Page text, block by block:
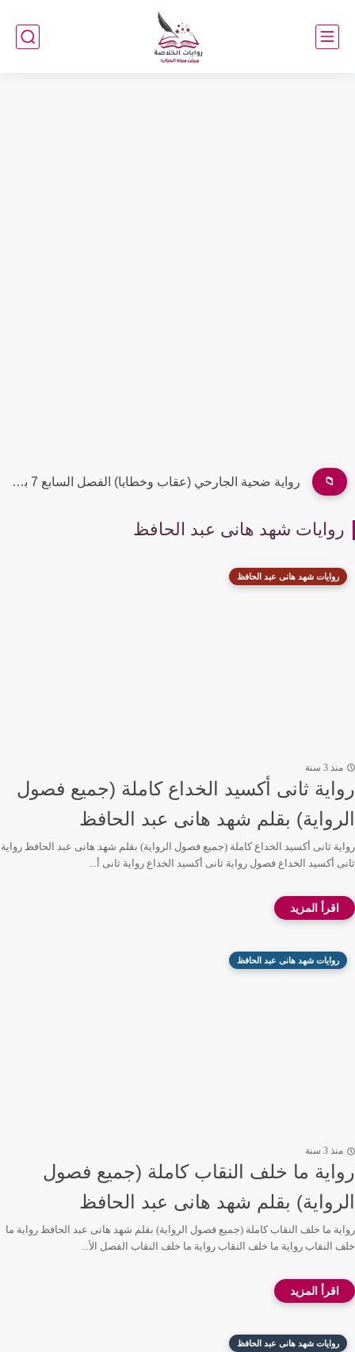
📁 رواية ضحية الجارحي (عقاب وخطايا) الفصل السابع 7 بقلم أسيل...
روايات شهد هانى عبد الحافظ
روايات شهد هانى عبد الحافظ
منذ 3 سنة
رواية ثانى أكسيد الخداع كاملة (جميع فصول
الرواية) بقلم شهد هانى عبد الحافظ
رواية ثانى أكسيد الخداع كاملة (جميع فصول الرواية) بقلم شهد هانى عبد الحافظ رواية
ثانى أكسيد الخداع فصول رواية ثانى أكسيد الخداع رواية ثانى أ...
روايات شهد هانى عبد الحافظ
منذ 3 سنة
رواية ما خلف النقاب كاملة (جميع فصول
الرواية) بقلم شهد هانى عبد الحافظ
رواية ما خلف النقاب كاملة (جميع فصول الرواية) بقلم شهد هانى عبد الحافظ رواية ما
خلف النقاب رواية ما خلف النقاب رواية ما خلف النقاب الفصل الأ...
روايات شهد هانى عبد الحافظ